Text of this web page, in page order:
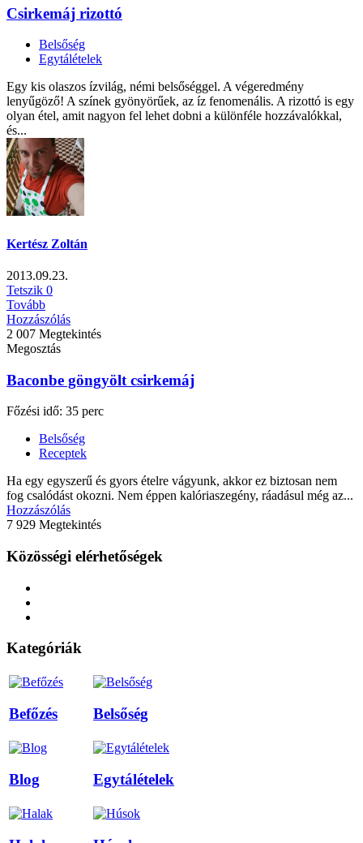
Csirkemáj rizottó
Belsőség
Egytálételek
Egy kis olaszos ízvilág, némi belsőséggel. A végeredmény
lenyűgöző! A színek gyönyörűek, az íz fenomenális. A rizottó is egy
olyan étel, amit nagyon fel lehet dobni a különféle hozzávalókkal,
és...
Kertész Zoltán
2013.09.23.
Tetszik 0
Tovább
Hozzászólás
2 007 Megtekintés
Megosztás
Baconbe göngyölt csirkemáj
Főzési idő: 35 perc
Belsőség
Receptek
Ha egy egyszerű és gyors ételre vágyunk, akkor ez biztosan nem
fog csalódást okozni. Nem éppen kalóriaszegény, ráadásul még az...
Hozzászólás
7 929 Megtekintés
Közösségi elérhetőségek
Kategóriák
Befőzés Belsőség
Blog Egytálételek